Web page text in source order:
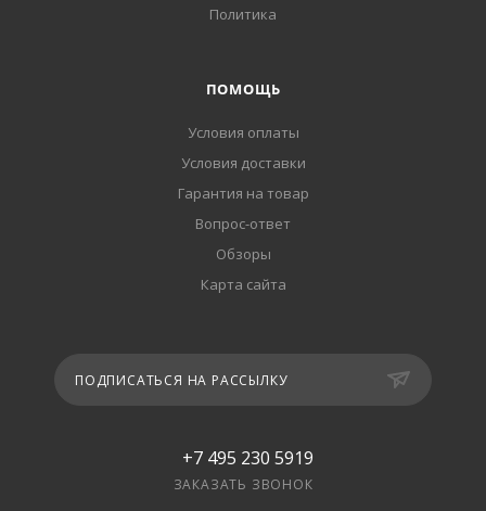
Политика
ПОМОЩЬ
Условия оплаты
Условия доставки
Гарантия на товар
Вопрос-ответ
Обзоры
Карта сайта
ПОДПИСАТЬСЯ НА РАССЫЛКУ
+7 495 230 5919
ЗАКАЗАТЬ ЗВОНОК